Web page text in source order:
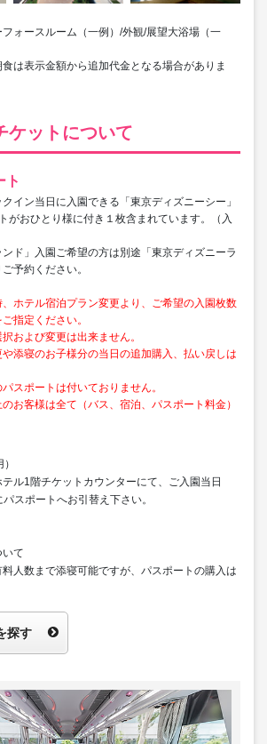
フォースルーム（一例）/外観/展望大浴場（一
は表示金額から追加代金となる場合がありま
ケットについて
ト
イン当日に入園できる「東京ディズニーシー」
がおひとり様に付き１枚含まれています。（入
ド」入園ご希望の方は別途「東京ディズニーラ
予約ください。
ホテル宿泊プラン変更より、ご希望の入園枚数
指定ください。
および変更は出来ません。
添寝のお子様分の当日の追加購入、払い戻しは
スポートは付いておりません。
お客様は全て（バス、宿泊、パスポート料金）
ル1階チケットカウンターにて、ご入園当日
スポートへお引替え下さい。
て
料人数まで添寝可能ですが、パスポートの購入は
探す